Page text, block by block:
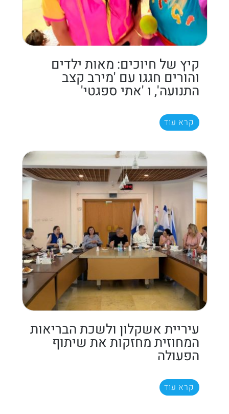
קיץ של חיוכים: מאות ילדים
והורים חגגו עם 'מירב קצב
התנועה', ו 'אתי ספגטי'
קרא עוד
עיריית אשקלון ולשכת הבריאות
המחוזית מחזקות את שיתוף
הפעולה
קרא עוד